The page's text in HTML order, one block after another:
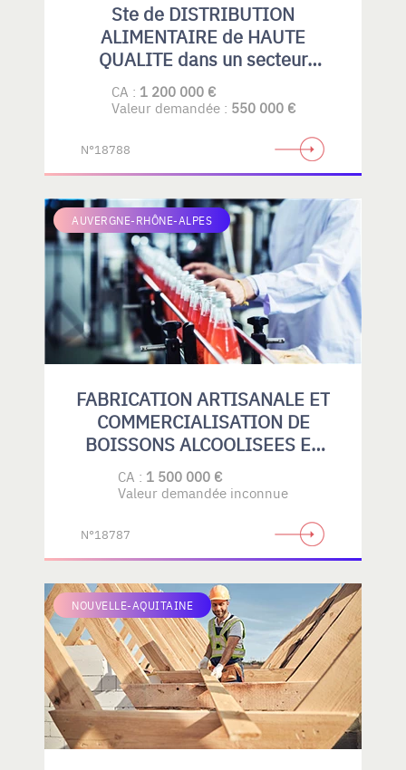
Ste de DISTRIBUTION
ALIMENTAIRE de HAUTE
QUALITE dans un secteur
spécialisé.
CA : 1 200 000 €
Valeur demandée : 550 000 €
N°18788
AUVERGNE-RHÔNE-ALPES
FABRICATION ARTISANALE ET
COMMERCIALISATION DE
BOISSONS ALCOOLISEES ET
SANS ALCOOL
CA : 1 500 000 €
Valeur demandée inconnue
N°18787
NOUVELLE-AQUITAINE